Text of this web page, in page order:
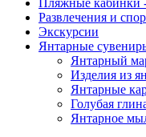
Развлечения и
Экскурсии
Янтарные
Янтарный
Изделия из
Янтарные
Голубая
Янтарное